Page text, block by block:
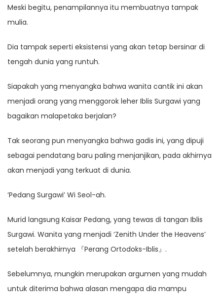
Meski begitu, penampilannya itu membuatnya tampak
mulia.
Dia tampak seperti eksistensi yang akan tetap bersinar di
tengah dunia yang runtuh.
Siapakah yang menyangka bahwa wanita cantik ini akan
menjadi orang yang menggorok leher Iblis Surgawi yang
bagaikan malapetaka berjalan?
Tak seorang pun menyangka bahwa gadis ini, yang dipuji
sebagai pendatang baru paling menjanjikan, pada akhirnya
akan menjadi yang terkuat di dunia.
‘Pedang Surgawi’ Wi Seol-ah.
Murid langsung Kaisar Pedang, yang tewas di tangan Iblis
Surgawi. Wanita yang menjadi ‘Zenith Under the Heavens’
setelah berakhirnya 『Perang Ortodoks-Iblis』.
Sebelumnya, mungkin merupakan argumen yang mudah
untuk diterima bahwa alasan mengapa dia mampu